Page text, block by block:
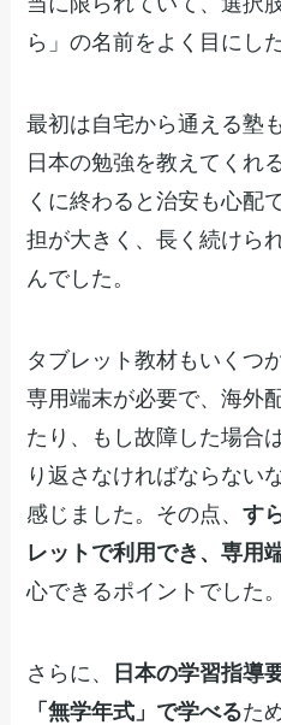
ら」の名前をよく目にし
最初は自宅から通える塾
日本の勉強を教えてくれ
くに終わると治安も心配
担が大きく、長く続けら
んでした。
タブレット教材もいくつ
専用端末が必要で、海外
たり、もし故障した場合
り返さなければならない
感じました。その点、す
レットで利用でき、専用
心できるポイントでした。
さらに、
日本の学習指導
「無学年式」で学べるた